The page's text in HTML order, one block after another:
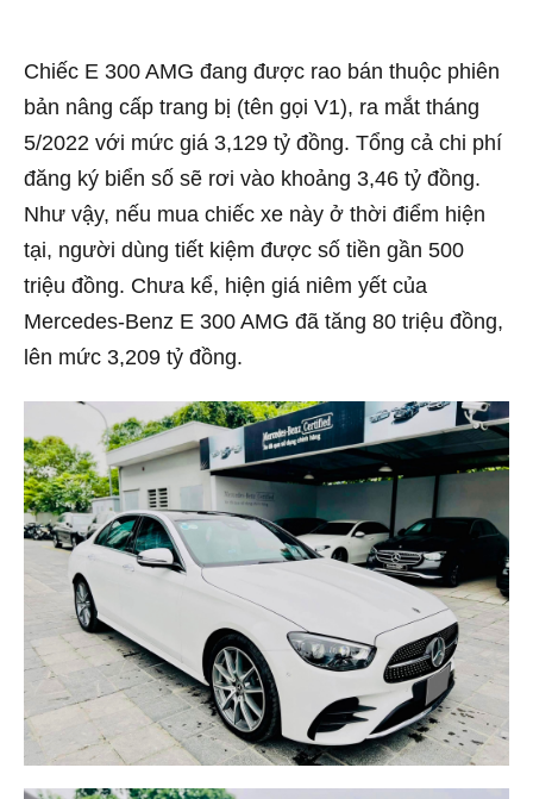
Chiếc E 300 AMG đang được rao bán thuộc phiên
bản nâng cấp trang bị (tên gọi V1), ra mắt tháng
5/2022 với mức giá 3,129 tỷ đồng. Tổng cả chi phí
đăng ký biển số sẽ rơi vào khoảng 3,46 tỷ đồng.
Như vậy, nếu mua chiếc xe này ở thời điểm hiện
tại, người dùng tiết kiệm được số tiền gần 500
triệu đồng. Chưa kể, hiện giá niêm yết của
Mercedes-Benz E 300 AMG đã tăng 80 triệu đồng,
lên mức 3,209 tỷ đồng.